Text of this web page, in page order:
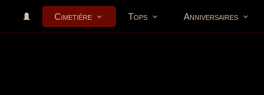
Cimetière Tops Anniversaires